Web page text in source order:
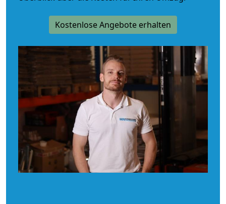
Kostenlose Angebote erhalten